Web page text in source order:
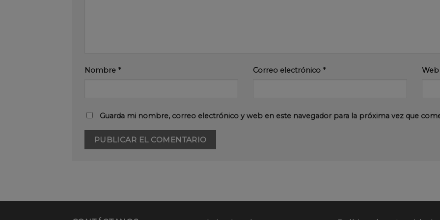
Nombre * Correo electrónico * Web
Guarda mi nombre, correo electrónico y web en este navegador para la próxima vez que